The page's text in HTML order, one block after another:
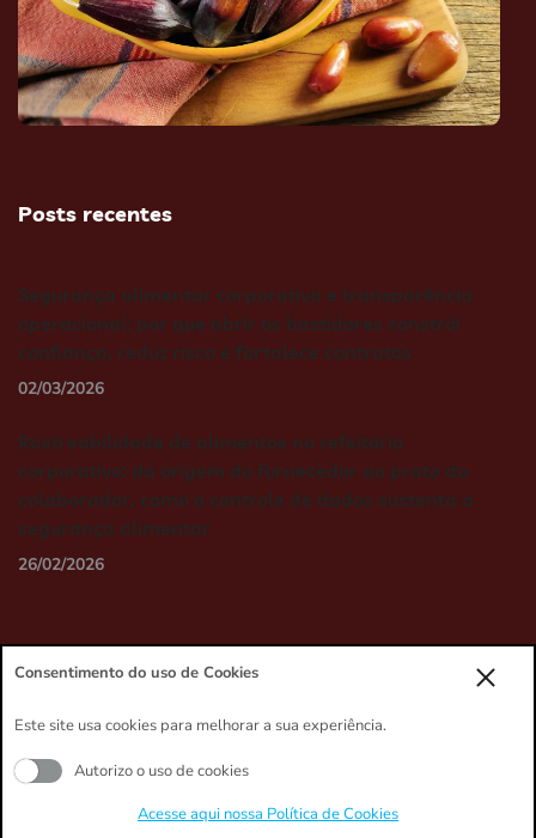
Posts recentes
Segurança alimentar corporativa e transparência
operacional: por que abrir os bastidores constrói
confiança, reduz risco e fortalece contratos
02/03/2026
Rastreabilidade de alimentos no refeitório
corporativo: da origem do fornecedor ao prato do
colaborador, como o controle de dados sustenta a
segurança alimentar
26/02/2026
Copyright © Master Kitchen. (Lei 9610 de 19/02/1998)
Consentimento do uso de Cookies
Este site usa cookies para melhorar a sua experiência.
Autorizo o uso de cookies
Acesse aqui nossa Política de Cookies